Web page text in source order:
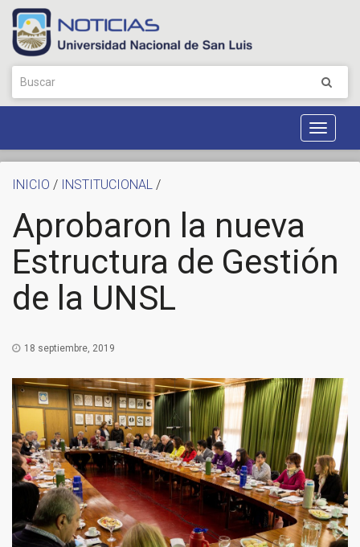
Toggle
INICIO / INSTITUCIONAL /
Aprobaron la nueva
Estructura de Gestión
de la UNSL
18 septiembre, 2019